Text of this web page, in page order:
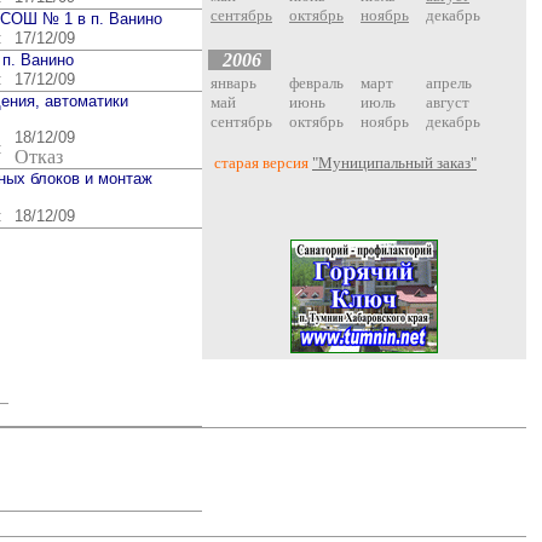
сентябрь
октябрь ноябрь декабрь
2006
январь февраль март
апрель
май
июнь июль
август
сентябрь
октябрь ноябрь декабрь
старая версия "Муниципальный заказ"
СОШ № 1 в п. Ванино
17/12/09
Ванино
17/12/09
автоматики
18/12/09
Отказ
блоков и монтаж
18/12/09